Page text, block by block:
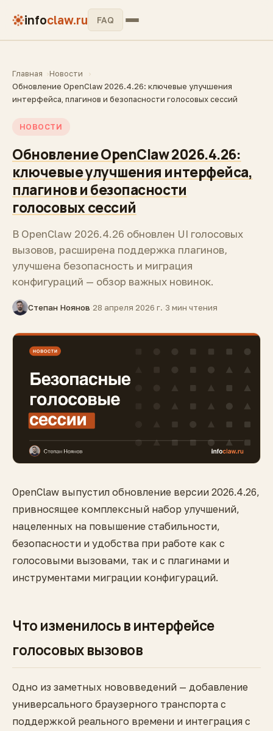
infoclaw.ru FAQ
Главная
Новости
Обновление OpenClaw 2026.4.26: ключевые улучшения
интерфейса, плагинов и безопасности голосовых сессий
НОВОСТИ
Обновление OpenClaw 2026.4.26:
ключевые улучшения интерфейса,
плагинов и безопасности
голосовых сессий
В OpenClaw 2026.4.26 обновлен UI голосовых
вызовов, расширена поддержка плагинов,
улучшена безопасность и миграция
конфигураций — обзор важных новинок.
Степан Ноянов·28 апреля 2026 г.·3 мин чтения
OpenClaw выпустил обновление версии 2026.4.26,
привносящее комплексный набор улучшений,
нацеленных на повышение стабильности,
безопасности и удобства при работе как с
голосовыми вызовами, так и с плагинами и
инструментами миграции конфигураций.
Что изменилось в интерфейсе
голосовых вызовов
Одно из заметных нововведений — добавление
универсального браузерного транспорта с
поддержкой реального времени и интеграция с